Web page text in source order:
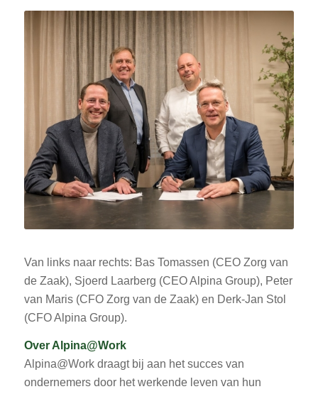
Van links naar rechts: Bas Tomassen (CEO Zorg van
de Zaak), Sjoerd Laarberg (CEO Alpina Group), Peter
van Maris (CFO Zorg van de Zaak) en Derk-Jan Stol
(CFO Alpina Group).
Over Alpina@Work
Alpina@Work draagt bij aan het succes van
ondernemers door het werkende leven van hun